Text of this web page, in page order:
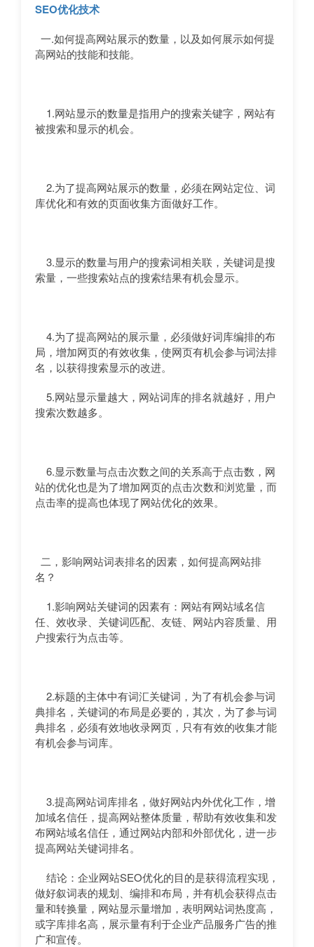
SEO优化技术
一.如何提高网站展示的数量，以及如何展示如何提
高网站的技能和技能。
1.网站显示的数量是指用户的搜索关键字，网站有
被搜索和显示的机会。
2.为了提高网站展示的数量，必须在网站定位、词
库优化和有效的页面收集方面做好工作。
3.显示的数量与用户的搜索词相关联，关键词是搜
索量，一些搜索站点的搜索结果有机会显示。
4.为了提高网站的展示量，必须做好词库编排的布
局，增加网页的有效收集，使网页有机会参与词法排
名，以获得搜索显示的改进。
5.网站显示量越大，网站词库的排名就越好，用户
搜索次数越多。
6.显示数量与点击次数之间的关系高于点击数，网
站的优化也是为了增加网页的点击次数和浏览量，而
点击率的提高也体现了网站优化的效果。
二，影响网站词表排名的因素，如何提高网站排
名？
1.影响网站关键词的因素有：网站有网站域名信
任、效收录、关键词匹配、友链、网站内容质量、用
户搜索行为点击等。
2.标题的主体中有词汇关键词，为了有机会参与词
典排名，关键词的布局是必要的，其次，为了参与词
典排名，必须有效地收录网页，只有有效的收集才能
有机会参与词库。
3.提高网站词库排名，做好网站内外优化工作，增
加域名信任，提高网站整体质量，帮助有效收集和发
布网站域名信任，通过网站内部和外部优化，进一步
提高网站关键词排名。
结论：企业网站SEO优化的目的是获得流程实现，
做好叙词表的规划、编排和布局，并有机会获得点击
量和转换量，网站显示量增加，表明网站词热度高，
或字库排名高，展示量有利于企业产品服务广告的推
广和宣传。